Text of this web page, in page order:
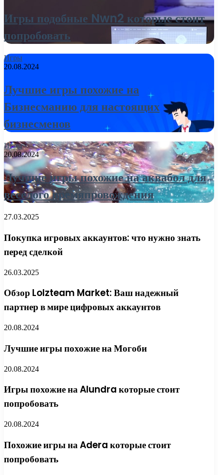
Игры подобные Nwn2 которые стоит
попробовать
Игры
20.08.2024
Лучшие игры похожие на
Бизнесманию для настоящих
бизнесменов
Игры
20.08.2024
Лучшие игры похожие на аквабол для
веселого времяпровождения
27.03.2025
Покупка игровых аккаунтов: что нужно знать
перед сделкой
26.03.2025
Обзор Lolzteam Market: Ваш надежный
партнер в мире цифровых аккаунтов
20.08.2024
Лучшие игры похожие на Могоби
20.08.2024
Игры похожие на Alundra которые стоит
попробовать
20.08.2024
Похожие игры на Adera которые стоит
попробовать